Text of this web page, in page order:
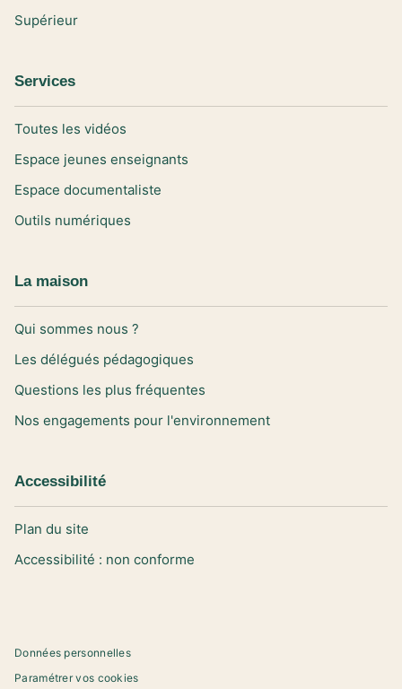
Supérieur
Services
Toutes les vidéos
Espace jeunes enseignants
Espace documentaliste
Outils numériques
La maison
Qui sommes nous ?
Les délégués pédagogiques
Questions les plus fréquentes
Nos engagements pour l'environnement
Accessibilité
Plan du site
Accessibilité : non conforme
Données personnelles
Paramétrer vos cookies